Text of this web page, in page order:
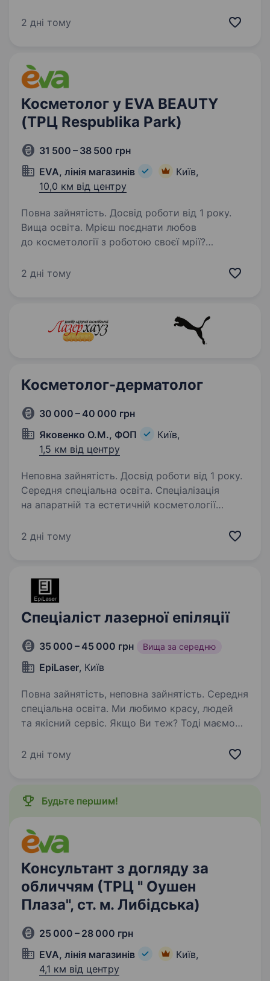
Ми спеціалізуємося на високоефективній
«потоці» та не маскуємо…
2 дні тому
Косметолог у EVA BEAUTY
(ТРЦ Respublika Park)
31 500 – 38 500 грн
EVA, лінія магазинів
Київ,
10,0 км від центру
Повна зайнятість. Досвід роботи від 1 року.
Вища освіта. Мрієш поєднати любов
до косметології з роботою своєї мрії?
Ми пропонуємо можливість професійного
2 дні тому
Косметолог-дерматолог
30 000 – 40 000 грн
Яковенко О.М., ФОП
Київ,
1,5 км від центру
Неповна зайнятість. Досвід роботи від 1 року.
Середня спеціальна освіта. Спеціалізація
на апаратній та естетичній косметології
косметолог-дерматолог, який цінує
та здоров’я,…
2 дні тому
Спеціаліст лазерної епіляції
35 000 – 45 000 грн Вища за середню
EpiLaser, Київ
Повна зайнятість, неповна зайнятість. Середня
спеціальна освіта. Ми любимо красу, людей
та якісний сервіс. Якщо Ви теж? Тоді маємо
студій лазерної епіляції EpiLaser відкрито
2 дні тому
Будьте першим!
Консультант з догляду за
обличчям (ТРЦ " Оушен
Плаза", ст. м. Либідська)
25 000 – 28 000 грн
EVA, лінія магазинів
Київ,
4,1 км від центру